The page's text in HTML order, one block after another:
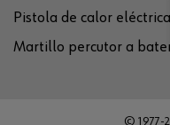
Pistola de calor eléctrica
Martillo percutor a
© 1977-